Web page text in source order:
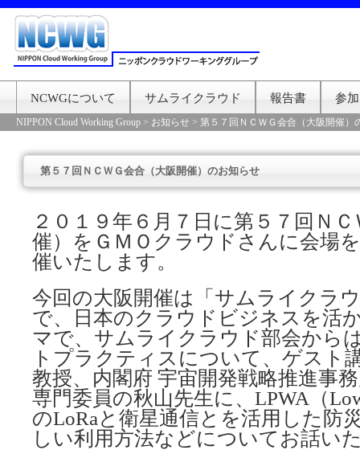
NCWGについて サムライクラウド 報告書 参
NIPPON Cloud Working Group > お知らせ > 第５７回ＮＣＷＧ会合（大阪開催）
第５７回ＮＣＷＧ会合（大阪開催）のお知らせ
２０１９年６月７日に第５７回Ｎ
催）をＧＭＯクラウドさんに会場
催いたします。
今回の大阪開催は「サムライクラ
で、日本のクラウドビジネスを活
マで、サムライクラウド部会から
トプラクティスについて、ゲスト
教授、内閣府 宇宙開発戦略推進事
専門委員の秋山先生に、LPWA（
のLoRaと衛星通信とを活用した防
しい利用方法などについてお話い